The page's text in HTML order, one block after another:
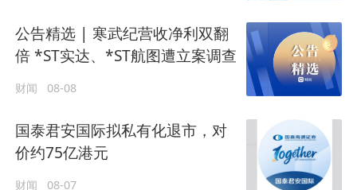
公告精选 | 寒武纪营收净利双翻
倍 *ST实达、*ST航图遭立案调查
财闻 08-08
国泰君安国际拟私有化退市，对
价约75亿港元
财闻 08-07